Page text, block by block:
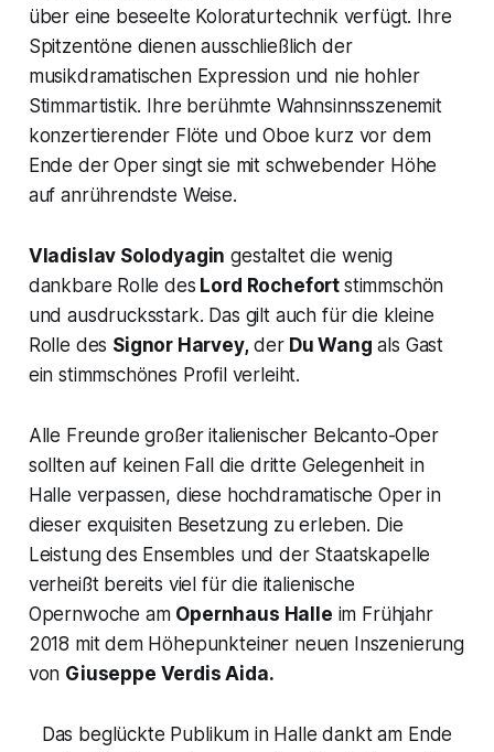
über eine beseelte Koloraturtechnik verfügt. Ihre
Spitzentöne dienen ausschließlich der
musikdramatischen Expression und nie hohler
Stimmartistik. Ihre berühmte Wahnsinnsszenemit
konzertierender Flöte und Oboe kurz vor dem
Ende der Oper singt sie mit schwebender Höhe
auf anrührendste Weise.
Vladislav Solodyagin gestaltet die wenig
dankbare Rolle des Lord Rochefort stimmschön
und ausdrucksstark. Das gilt auch für die kleine
Rolle des Signor Harvey,derDu Wang als Gast
ein stimmschönes Profil verleiht.
Alle Freunde großer italienischer Belcanto-Oper
sollten auf keinen Fall die dritte Gelegenheit in
Halle verpassen, diese hochdramatische Oper in
dieser exquisiten Besetzung zu erleben. Die
Leistung des Ensembles und der Staatskapelle
verheißt bereits viel für die italienische
Opernwoche am Opernhaus Halle im Frühjahr
2018 mit dem Höhepunkteiner neuen Inszenierung
von Giuseppe VerdisAida.
Das beglückte Publikum in Halle dankt am Ende